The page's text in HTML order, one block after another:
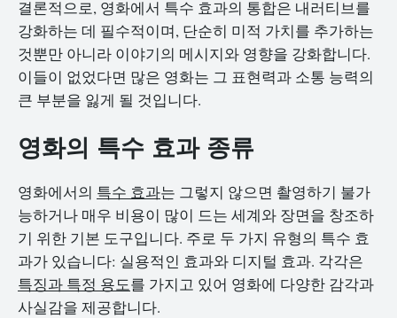
결론적으로, 영화에서 특수 효과의 통합은 내러티브를
강화하는 데 필수적이며, 단순히 미적 가치를 추가하는
것뿐만 아니라 이야기의 메시지와 영향을 강화합니다.
이들이 없었다면 많은 영화는 그 표현력과 소통 능력의
큰 부분을 잃게 될 것입니다.
영화의 특수 효과 종류
영화에서의 특수 효과는 그렇지 않으면 촬영하기 불가
능하거나 매우 비용이 많이 드는 세계와 장면을 창조하
기 위한 기본 도구입니다. 주로 두 가지 유형의 특수 효
과가 있습니다: 실용적인 효과와 디지털 효과. 각각은
특징과 특정 용도를 가지고 있어 영화에 다양한 감각과
사실감을 제공합니다.